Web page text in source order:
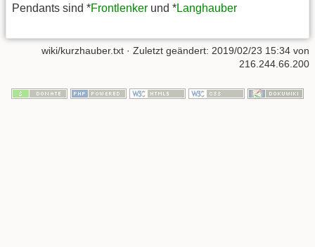
Pendants sind *Frontlenker und *Langhauber
wiki/kurzhauber.txt · Zuletzt geändert: 2019/02/23 15:34 von
216.244.66.200